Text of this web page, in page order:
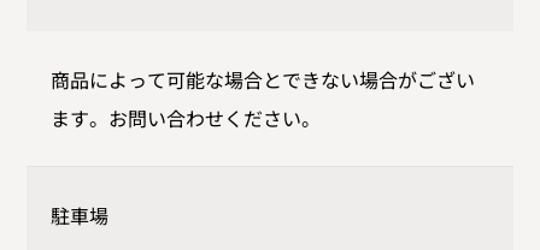
商品によって可能な場合とできない場合がござい
ます。お問い合わせください。
駐車場